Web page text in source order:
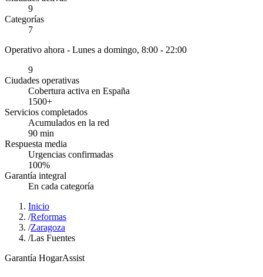
9
Categorías
7
Operativo ahora - Lunes a domingo, 8:00 - 22:00
9
Ciudades operativas
Cobertura activa en España
1500+
Servicios completados
Acumulados en la red
90 min
Respuesta media
Urgencias confirmadas
100%
Garantía integral
En cada categoría
Inicio
/Reformas
/Zaragoza
/Las Fuentes
Garantía HogarAssist